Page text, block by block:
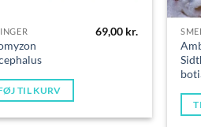
69,00 kr.
TIL KURV